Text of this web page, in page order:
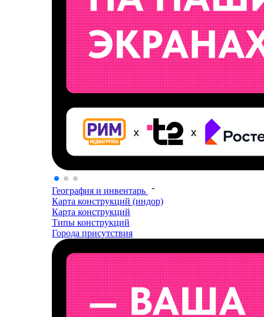
География и инвентарь
Карта конструкций (индор)
Карта конструкций
Типы конструкций
Города присутствия